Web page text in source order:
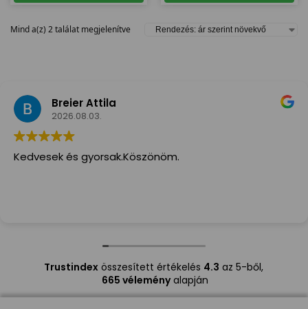
Mind a(z) 2 találat megjelenítve
Breier Attila
2026.08.03.
Kedvesek és gyorsak.Köszönöm.
Trustindexösszesített értékelés 4.3 az 5-ből,
665 véleményalapján